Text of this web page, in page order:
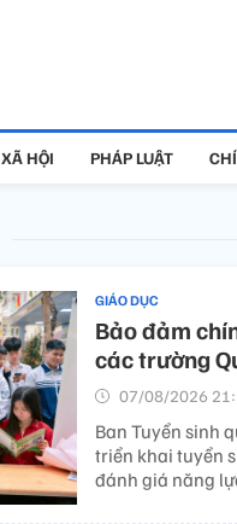
XÃ HỘI PHÁP LUẬT
GIÁO DỤC
Bảo đảm
các trường
07/08/2026
Ban Tuyển sinh
triển khai tuyển
đánh giá năng